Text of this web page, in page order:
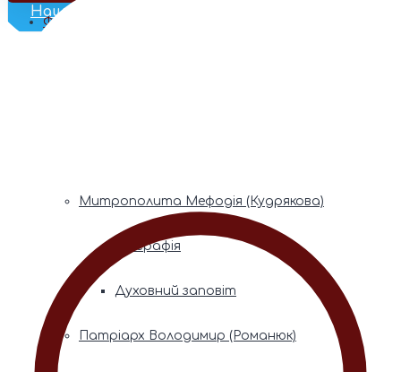
Наш Телеграм
Фонди пам’яті
Митрополита Мефодія (Кудрякова)
Біографія
Духовний заповіт
Патріарх Володимир (Романюк)